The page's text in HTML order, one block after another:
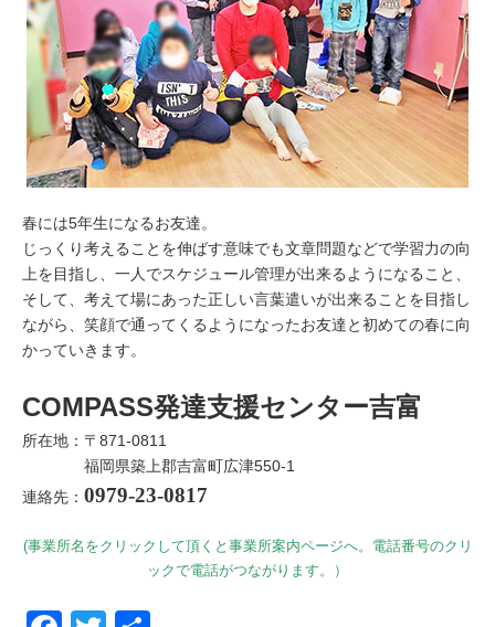
春には5年生になるお友達。
じっくり考えることを伸ばす意味でも文章問題などで学習力の向
上を目指し、一人でスケジュール管理が出来るようになること、
そして、考えて場にあった正しい言葉遣いが出来ることを目指し
ながら、笑顔で通ってくるようになったお友達と初めての春に向
かっていきます。
COMPASS発達支援センター吉富
所在地：〒871-0811
福岡県築上郡吉富町広津550-1
連絡先： 0979-23-0817
(事業所名をクリックして頂くと事業所案内ページへ。電話番号のクリ
ックで電話がつながります。）
FacebookTwitter